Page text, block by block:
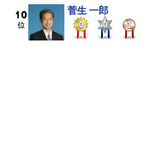
菅生 一郎
0 0 1